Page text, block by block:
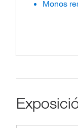
Monos